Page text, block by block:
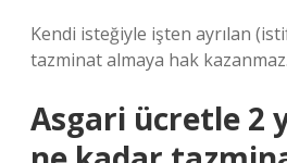
Kendi isteğiyle işten ayrılan
tazminat almaya hak kazanmaz.
Asgari ücretle 2